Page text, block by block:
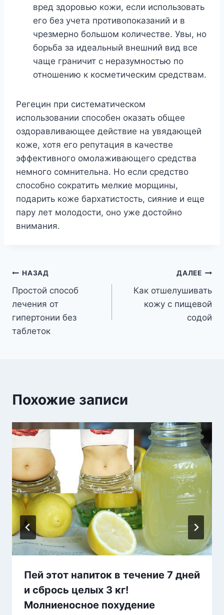
вред здоровью кожи, если использовать
его без учета противопоказаний и в
чрезмерно большом количестве. Увы, но
борьба за идеальный внешний вид все
чаще граничит с неразумностью по
отношению к косметическим средствам.
Регецин при систематическом
использовании способен оказать общее
оздоравливающее действие на увядающей
коже, хотя его репутация в качестве
эффективного омолаживающего средства
немного сомнительна. Но если средство
способно сократить мелкие морщины,
подарить коже бархатистость, сияние и еще
пару лет молодости, оно уже достойно
внимания.
Навигация
по
записям
НАЗАД
Простой способ
лечения от
гипертонии без
таблеток
ДАЛЕЕ
Как отшелушивать
кожу с пищевой
содой
Похожие записи
Пей этот напиток в течение 7 дней
и сбрось целых 3 кг!
Молниеносное похудение